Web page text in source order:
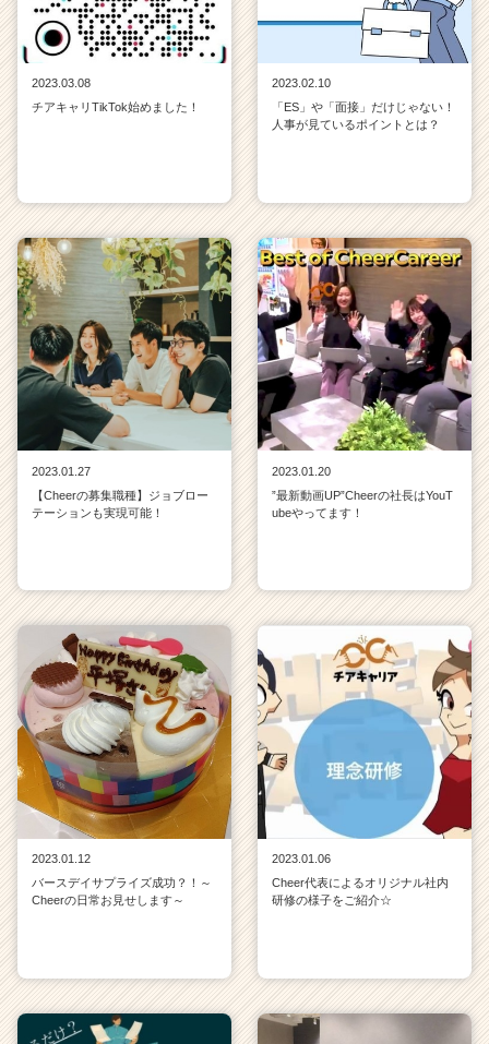
2023.03.08
チアキャリTikTok始めました！
2023.02.10
「ES」や「面接」だけじゃない！
人事が見ているポイントとは？
2023.01.27
【Cheerの募集職種】ジョブロー
テーションも実現可能！
2023.01.20
”最新動画UP”Cheerの社長はYouT
ubeやってます！
2023.01.12
バースデイサプライズ成功？！～
Cheerの日常お見せします～
2023.01.06
Cheer代表によるオリジナル社内
研修の様子をご紹介☆